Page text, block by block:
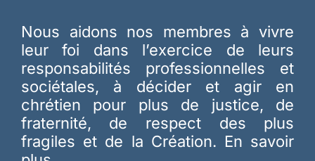
Nous aidons nos membres à vivre
leur foi dans l’exercice de leurs
responsabilités professionnelles et
sociétales, à décider et agir en
chrétien pour plus de justice, de
fraternité, de respect des plus
fragiles et de la Création. En savoir